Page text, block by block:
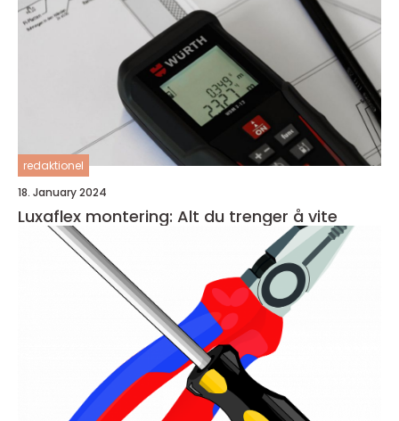
redaktionel
18. January 2024
Luxaflex montering: Alt du trenger å vite